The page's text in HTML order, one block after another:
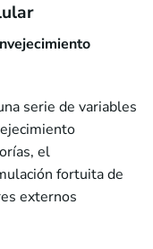
serie de variables
el
fortuita de
externos